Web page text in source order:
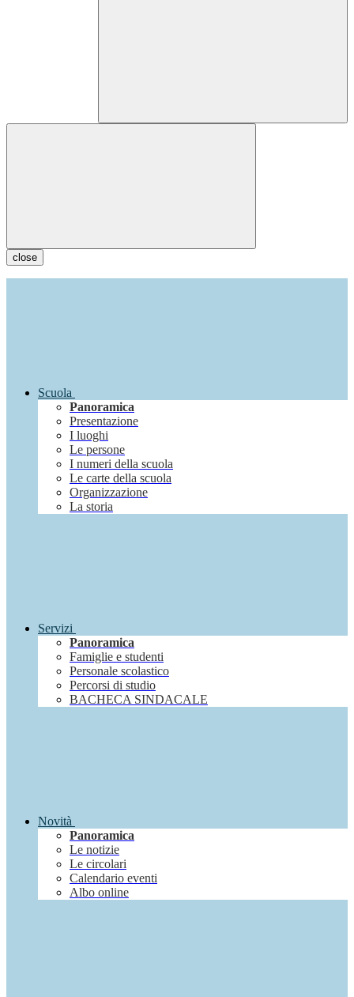
close
Scuola
Panoramica
Presentazione
I luoghi
Le persone
I numeri della scuola
Le carte della scuola
Organizzazione
La storia
Servizi
Panoramica
Famiglie e studenti
Personale scolastico
Percorsi di studio
BACHECA SINDACALE
Novità
Panoramica
Le notizie
Le circolari
Calendario eventi
Albo online